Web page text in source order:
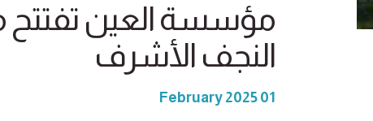
مؤسسة العين تفتتح
النجف الأشرف
01 February 2025